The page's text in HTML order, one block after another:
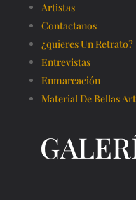
Artistas
Contactanos
¿quieres Un Retrato?
Entrevistas
Enmarcación
Material De Bellas